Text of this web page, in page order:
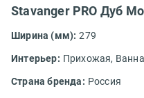
Stavanger PRO Дуб
Ширина (мм): 279
Интерьер: Прихожая,
Страна бренда: Россия